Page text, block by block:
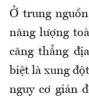
Ở trung
năng lượng
căng thẳng
biệt là xung
nguy cơ gián